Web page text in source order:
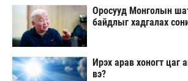
Оросууд Монголын
байдлыг хадгалах
Ирэх арав хоногт цаг
вэ?